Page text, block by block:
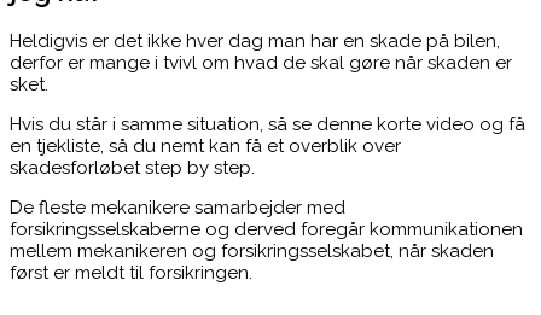
Heldigvis er det ikke hver dag man har en skade på bilen,
derfor er mange i tvivl om hvad de skal gøre når skaden er
sket.
Hvis du står i samme situation, så se denne korte video og få
en tjekliste, så du nemt kan få et overblik over
skadesforløbet step by step.
De fleste mekanikere samarbejder med
forsikringsselskaberne og derved foregår kommunikationen
mellem mekanikeren og forsikringsselskabet, når skaden
først er meldt til forsikringen.